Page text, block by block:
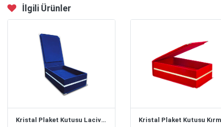
İlgili Ürünler
Kristal Plaket Kutusu Lacivert
Kristal Plaket Kutusu